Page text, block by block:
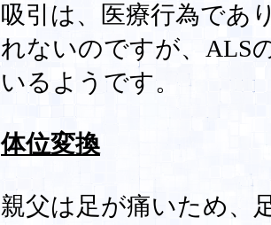
吸引は、医療行為であ
れないのですが、ALS
いるようです。
体位変換
親父は足が痛いため、